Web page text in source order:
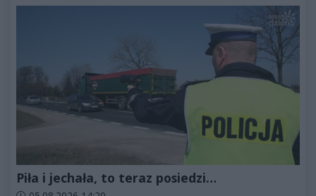
Piła i jechała, to teraz posiedzi…